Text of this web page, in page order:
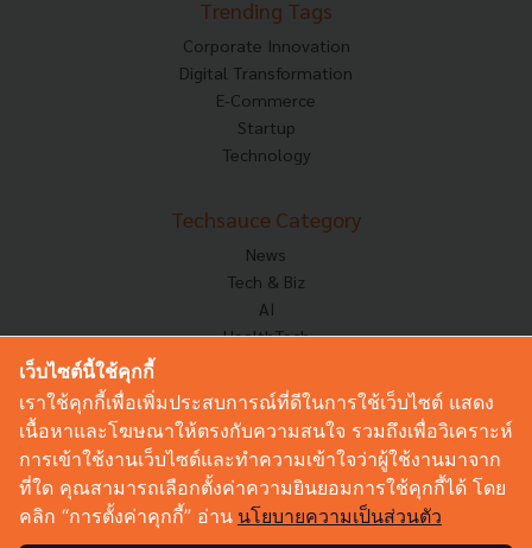
Trending Tags
Corporate Innovation
Digital Transformation
E-Commerce
Startup
Technology
Techsauce Category
News
Tech & Biz
AI
HealthTech
Corp Innov
Saucy Thoughts
Based On
Sustainable
Videos
Podcast
เว็บไซต์นี้ใช้คุกกี้
เราใช้คุกกี้เพื่อเพิ่มประสบการณ์ที่ดีในการใช้เว็บไซต์ แสดง
เนื้อหาและโฆษณาให้ตรงกับความสนใจ รวมถึงเพื่อวิเคราะห์
การเข้าใช้งานเว็บไซต์และทำความเข้าใจว่าผู้ใช้งานมาจาก
ที่ใด คุณสามารถเลือกตั้งค่าความยินยอมการใช้คุกกี้ได้ โดย
คลิก “การตั้งค่าคุกกี้” อ่าน นโยบายความเป็นส่วนตัว